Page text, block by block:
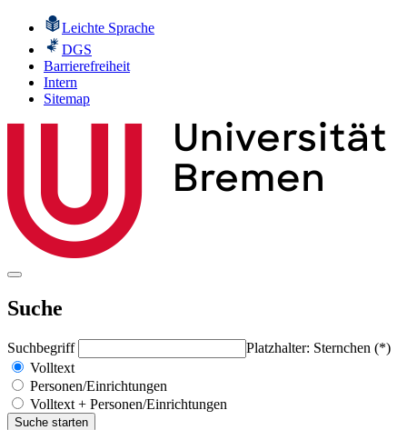
Leichte Sprache
DGS
Barrierefreiheit
Intern
Sitemap
Suche
Suchbegriff
Platzhalter: Sternchen (*)
Volltext
Personen/Einrichtungen
Volltext + Personen/Einrichtungen